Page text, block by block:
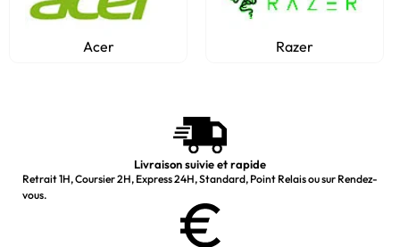
Acer Razer
Livraison suivie et rapide
Retrait 1H, Coursier 2H, Express 24H, Standard, Point Relais ou sur Rendez-
vous.